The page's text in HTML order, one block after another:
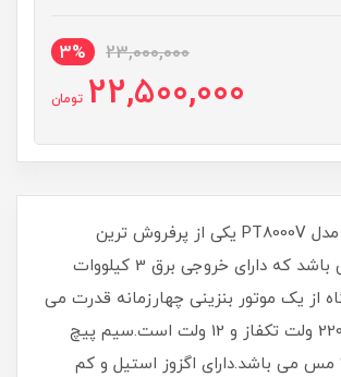
23,000,000
3%
22,500,000 تومان
موتور برق پوتر مدل PT8000V یکی از پرفروش ترین
مدلهای پوتر می باشد که دارای خروجی برق 3 کیلووات
از یک موتور بنزینی چهارزمانه قدرت می
گیرد.دارای برق 220 ولت تکفاز و 12 ولت است.سیم پیچ
برق 100% مس می باشد.دارای اگزوز استیل و کم